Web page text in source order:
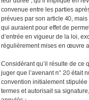
convenue entre les parties
prévues par son article 40,
qui auraient pour effet de
d’entrée en vigueur de la loi,
régulièrement mises en œuvre
Considérant qu’il résulte de ce
juger que l’avenant n° 20 était
convention initialement
termes et autorisait sa